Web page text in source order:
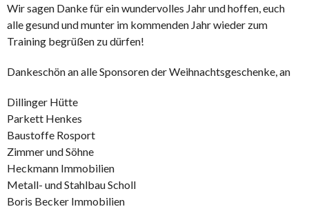
Wir sagen Danke für ein wundervolles Jahr und hoffen, euch
alle gesund und munter im kommenden Jahr wieder zum
Training begrüßen zu dürfen!
Dankeschön an alle Sponsoren der Weihnachtsgeschenke, an
Dillinger Hütte
Parkett Henkes
Baustoffe Rosport
Zimmer und Söhne
Heckmann Immobilien
Metall- und Stahlbau Scholl
Boris Becker Immobilien